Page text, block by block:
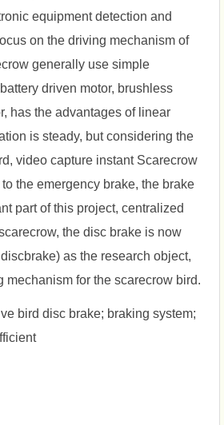
equipment detection and
on the driving mechanism of
generally use simple
driven motor, brushless
has the advantages of linear
is steady, but considering the
video capture instant Scarecrow
the emergency brake, the brake
part of this project, centralized
the disc brake is now
as the research object,
mechanism for the scarecrow bird.
bird disc brake; braking system;